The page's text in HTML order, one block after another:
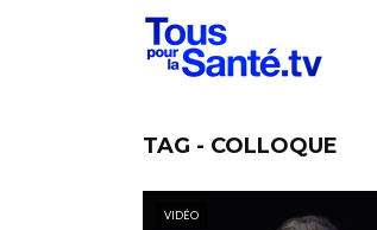
TAG - COLLOQUE
VIDÉO